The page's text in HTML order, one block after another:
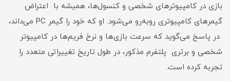
بازی‌ در کامپیوترهای شخصی و کنسول‌ها، همیشه با اعتراض
گیمرهای کامپیوتری روبه‌رو می‌شود. او که خود را گیمر PC می‌داند،
در پاسخ می‌گوید که سرعت بازی‌ها و نرخ فریم‌‌‌ها در کامپیوتر
شخصی و برتری پلتفرم مذکور، در طول تاریخ تغییراتی متعدد را
تجربه کرده است.